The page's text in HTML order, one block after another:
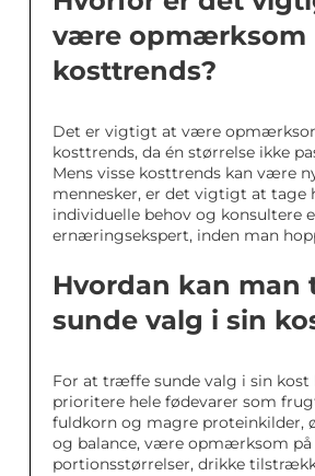
være opmærksom
kosttrends?
Det er vigtigt at være
kosttrends, da én størrelse ikke
Mens visse kosttrends kan være
mennesker, er det vigtigt at tage
individuelle behov og konsultere
ernæringsekspert, inden man
Hvordan kan
sunde valg i sin
For at træffe sunde valg i sin kost
prioritere hele fødevarer som
fuldkorn og magre proteinkilder,
og balance, være opmærksom på
portionsstørrelser, drikke